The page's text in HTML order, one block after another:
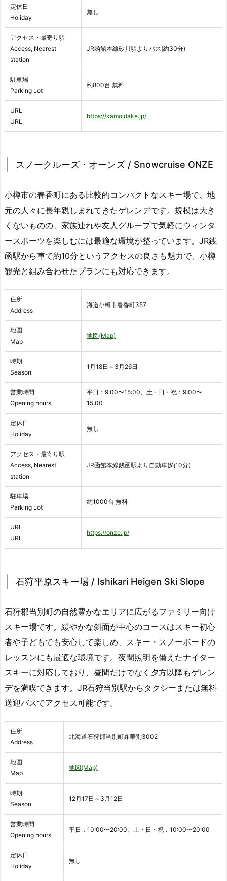
定休日
Holiday
無し
アクセス・最寄り駅
Access, Nearest
station
JR函館本線砂川駅よりバス(約30分)
駐車場
Parking Lot
約800台 無料
URL
URL
https://kamoidake.jp/
スノークルーズ・オーンズ / Snowcruise ONZE
小樽市の春香町にある比較的コンパクトなスキー場で、地
元の人々に長年親しまれてきたゲレンデです。規模は大き
くないものの、家族連れや友人グループで気軽にウィンタ
ースポーツを楽しむには最適な環境が整っています。JR銭
函駅から車で約10分というアクセスの良さも魅力で、小樽
観光と組み合わせたプランにも対応できます。
住所
Address
海道小樽市春香町357
地図
Map
地図(Map)
時期
Season
1月18日～3月26日
営業時間
Opening hours
平日：9:00〜15:00、土・日・祝：9:00〜
15:00
定休日
Holiday
無し
アクセス・最寄り駅
Access, Nearest
station
JR函館本線銭函駅より自動車(約10分)
駐車場
Parking Lot
約1000台 無料
URL
URL
https://onze.jp/
石狩平原スキー場 / Ishikari Heigen Ski Slope
石狩郡当別町の自然豊かなエリアに広がるファミリー向け
スキー場です。緩やかな斜面が中心のコースはスキー初心
者や子どもでも安心して楽しめ、スキー・スノーボードの
レッスンにも最適な環境です。夜間照明を備えたナイター
スキーに対応しており、昼間だけでなく夕方以降もゲレン
デを満喫できます。JR石狩当別駅からタクシーまたは無料
送迎バスでアクセス可能です。
住所
Address
北海道石狩郡当別町弁華別3002
地図
Map
地図(Map)
時期
Season
12月17日～3月12日
営業時間
Opening hours
平日：10:00〜20:00、土・日・祝：10:00〜20:00
定休日
Holiday
無し